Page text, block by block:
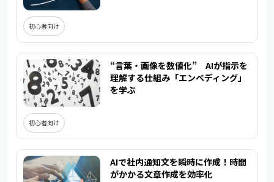
初心者向け
“言葉・画像を数値化” AIが指示を
理解する仕組み「エンベディング」
を学ぶ
初心者向け
AIで社内通知文を瞬時に作成！時間
がかかる文章作成を効率化